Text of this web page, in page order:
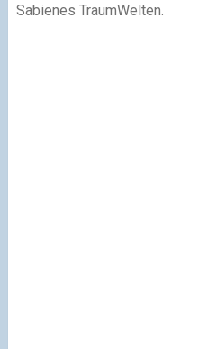
Sabienes TraumWelten.